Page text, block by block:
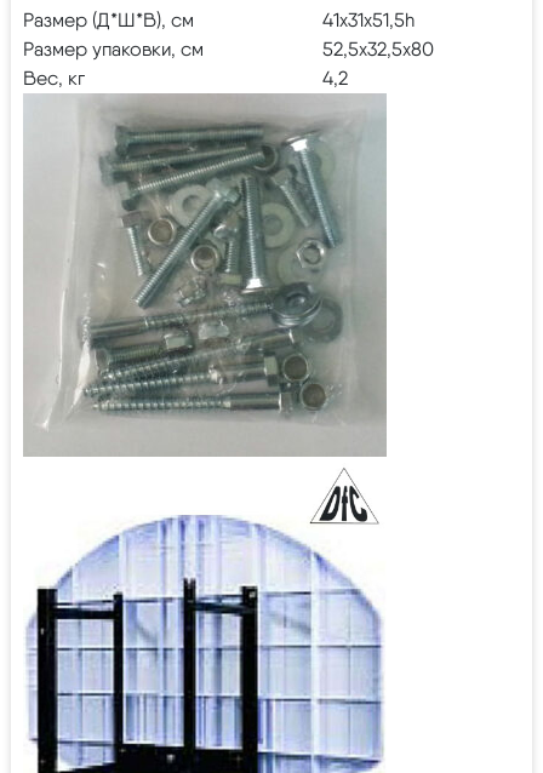
Размер (Д*Ш*В), см
41х31х51,5h
Размер упаковки, см
52,5х32,5х80
Вес, кг
4,2